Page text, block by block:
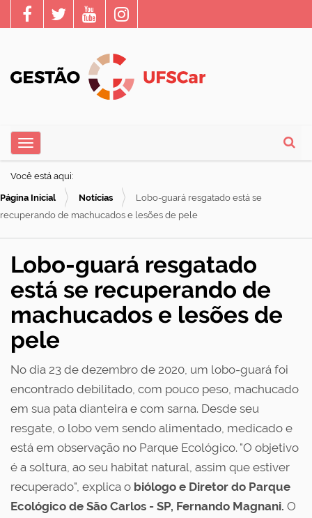
Busca
e
g
Toggle navigation
Você está aqui:
Página Inicial Notícias
Lobo-guará resgatado está se
recuperando de machucados e lesões de pele
Lobo-guará resgatado
está se recuperando de
machucados e lesões de
pele
No dia 23 de dezembro de 2020, um lobo-guará foi
encontrado debilitado, com pouco peso, machucado
em sua pata dianteira e com sarna. Desde seu
resgate, o lobo vem sendo alimentado, medicado e
está em observação no Parque Ecológico. "O objetivo
é a soltura, ao seu habitat natural, assim que estiver
recuperado", explica o biólogo e Diretor do Parque
Ecológico de São Carlos - SP, Fernando Magnani. O